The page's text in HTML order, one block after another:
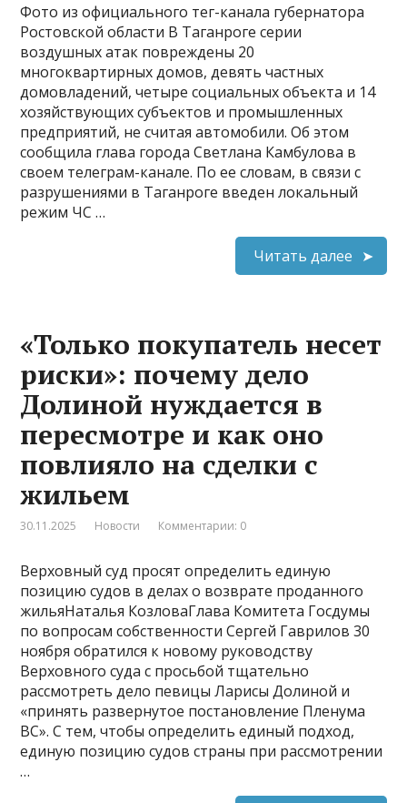
Фото из официального тег-канала губернатора
Ростовской области В Таганроге серии
воздушных атак повреждены 20
многоквартирных домов, девять частных
домовладений, четыре социальных объекта и 14
хозяйствующих субъектов и промышленных
предприятий, не считая автомобили. Об этом
сообщила глава города Светлана Камбулова в
своем телеграм-канале. По ее словам, в связи с
разрушениями в Таганроге введен локальный
режим ЧС …
Читать далее
«Только покупатель несет
риски»: почему дело
Долиной нуждается в
пересмотре и как оно
повлияло на сделки с
жильем
30.11.2025 Новости Комментарии: 0
Верховный суд просят определить единую
позицию судов в делах о возврате проданного
жильяНаталья КозловаГлава Комитета Госдумы
по вопросам собственности Сергей Гаврилов 30
ноября обратился к новому руководству
Верховного суда с просьбой тщательно
рассмотреть дело певицы Ларисы Долиной и
«принять развернутое постановление Пленума
ВС». С тем, чтобы определить единый подход,
единую позицию судов страны при рассмотрении
…